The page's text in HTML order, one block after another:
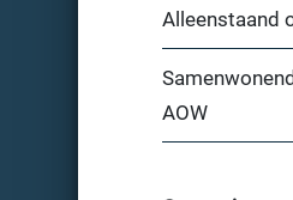
Alleenstaand
AOW